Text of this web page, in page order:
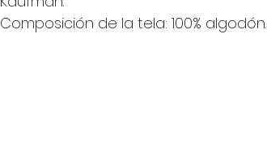
Composición de la tela: 100% algodón.